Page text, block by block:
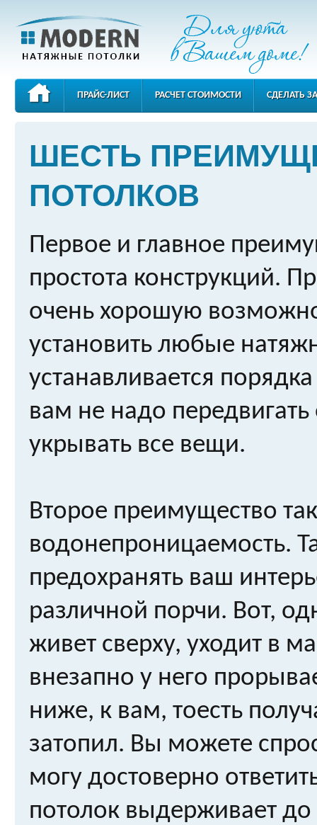
ПРАЙС-ЛИСТ РАСЧЕТ СТОИМОСТИ СДЕЛАТЬ
ШЕСТЬ
ПОТОЛКОВ
Первое и главное
простота конструкций.
очень хорошую
установить любые
устанавливается
вам не надо
укрывать все вещи.
Второе преимущество
водонепроницаемость.
предохранять ваш
различной порчи. Вот,
живет сверху, уходит в
внезапно у него
ниже, к вам, тоесть
затопил. Вы можете
могу достоверно
потолок выдерживает